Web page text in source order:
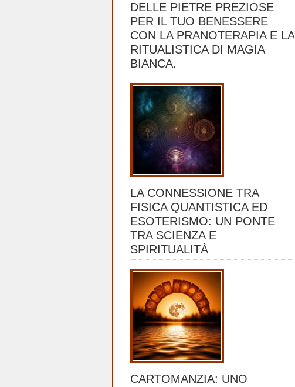
DELLE PIETRE PREZIOSE
PER IL TUO BENESSERE
CON LA PRANOTERAPIA E LA
RITUALISTICA DI MAGIA
BIANCA.
LA CONNESSIONE TRA
FISICA QUANTISTICA ED
ESOTERISMO: UN PONTE
TRA SCIENZA E
SPIRITUALITÀ
CARTOMANZIA: UNO